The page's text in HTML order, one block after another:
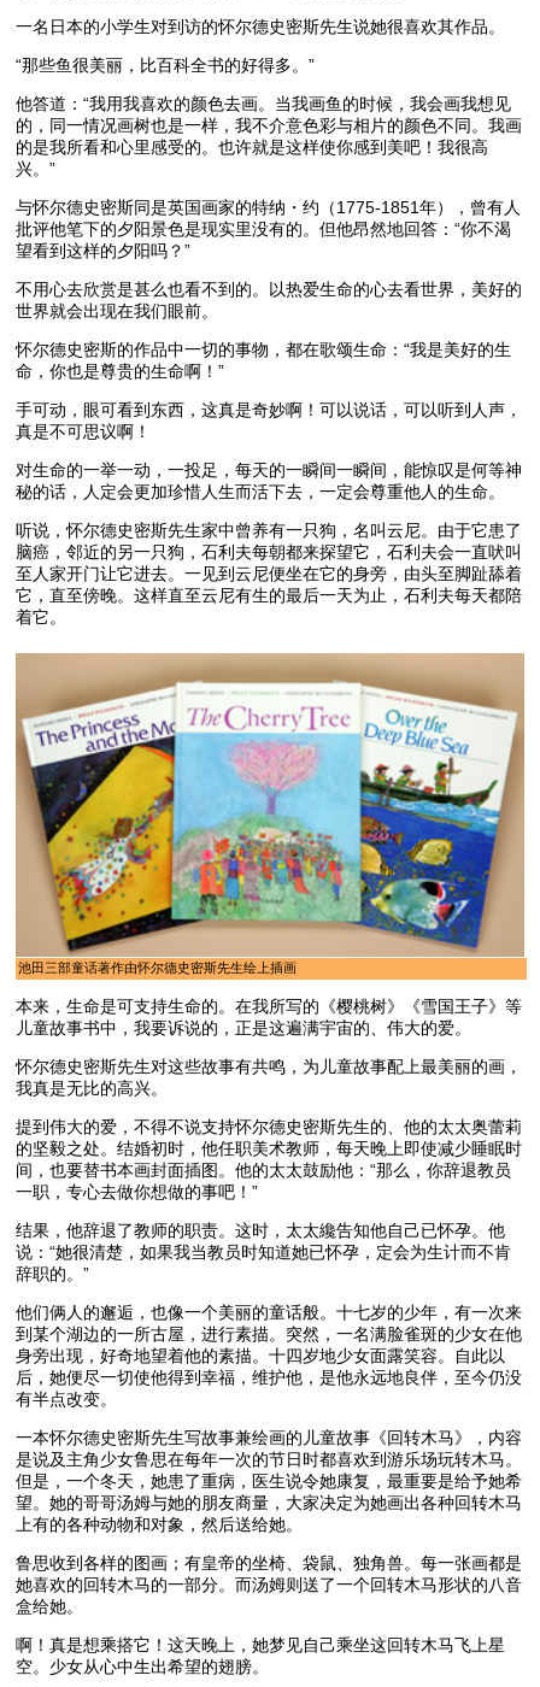
一名日本的小学生对到访的怀尔德史密斯先生说她很喜欢其作品。
“那些鱼很美丽，比百科全书的好得多。”
他答道：“我用我喜欢的颜色去画。当我画鱼的时候，我会画我想见
的，同一情况画树也是一样，我不介意色彩与相片的颜色不同。我画
的是我所看和心里感受的。也许就是这样使你感到美吧！我很高
兴。”
与怀尔德史密斯同是英国画家的特纳・约（1775-1851年），曾有人
批评他笔下的夕阳景色是现实里没有的。但他昂然地回答：“你不渴
望看到这样的夕阳吗？”
不用心去欣赏是甚么也看不到的。以热爱生命的心去看世界，美好的
世界就会出现在我们眼前。
怀尔德史密斯的作品中一切的事物，都在歌颂生命：“我是美好的生
命，你也是尊贵的生命啊！”
手可动，眼可看到东西，这真是奇妙啊！可以说话，可以听到人声，
真是不可思议啊！
对生命的一举一动，一投足，每天的一瞬间一瞬间，能惊叹是何等神
秘的话，人定会更加珍惜人生而活下去，一定会尊重他人的生命。
听说，怀尔德史密斯先生家中曾养有一只狗，名叫云尼。由于它患了
脑癌，邻近的另一只狗，石利夫每朝都来探望它，石利夫会一直吠叫
至人家开门让它进去。一见到云尼便坐在它的身旁，由头至脚趾舔着
它，直至傍晚。这样直至云尼有生的最后一天为止，石利夫每天都陪
着它。
池田三部童话著作由怀尔德史密斯先生绘上插画
本来，生命是可支持生命的。在我所写的《樱桃树》《雪国王子》等
儿童故事书中，我要诉说的，正是这遍满宇宙的、伟大的爱。
怀尔德史密斯先生对这些故事有共鸣，为儿童故事配上最美丽的画，
我真是无比的高兴。
提到伟大的爱，不得不说支持怀尔德史密斯先生的、他的太太奥蕾莉
的坚毅之处。结婚初时，他任职美术教师，每天晚上即使减少睡眠时
间，也要替书本画封面插图。他的太太鼓励他：“那么，你辞退教员
一职，专心去做你想做的事吧！”
结果，他辞退了教师的职责。这时，太太纔告知他自己已怀孕。他
说：“她很清楚，如果我当教员时知道她已怀孕，定会为生计而不肯
辞职的。”
他们俩人的邂逅，也像一个美丽的童话般。十七岁的少年，有一次来
到某个湖边的一所古屋，进行素描。突然，一名满脸雀斑的少女在他
身旁出现，好奇地望着他的素描。十四岁地少女面露笑容。自此以
后，她便尽一切使他得到幸福，维护他，是他永远地良伴，至今仍没
有半点改变。
一本怀尔德史密斯先生写故事兼绘画的儿童故事《回转木马》，内容
是说及主角少女鲁思在每年一次的节日时都喜欢到游乐场玩转木马。
但是，一个冬天，她患了重病，医生说令她康复，最重要是给予她希
望。她的哥哥汤姆与她的朋友商量，大家决定为她画出各种回转木马
上有的各种动物和对象，然后送给她。
鲁思收到各样的图画；有皇帝的坐椅、袋鼠、独角兽。每一张画都是
她喜欢的回转木马的一部分。而汤姆则送了一个回转木马形状的八音
盒给她。
啊！真是想乘搭它！这天晚上，她梦见自己乘坐这回转木马飞上星
空。少女从心中生出希望的翅膀。